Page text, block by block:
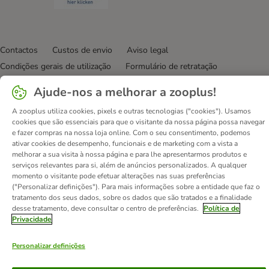
Contactos Custos de envio
Aviso legal
Condições gerais de utilização
Formulário de retratação
Métodos de pagamento
Política de privacidade
Website Corporativo
Declaração de acessibilidade
© zooplus SE 2026
Ajude-nos a melhorar a zooplus!
A zooplus utiliza cookies, pixels e outras tecnologias ("cookies"). Usamos
cookies que são essenciais para que o visitante da nossa página possa navegar
e fazer compras na nossa loja online. Com o seu consentimento, podemos
ativar cookies de desempenho, funcionais e de marketing com a vista a
melhorar a sua visita à nossa página e para lhe apresentarmos produtos e
serviços relevantes para si, além de anúncios personalizados. A qualquer
momento o visitante pode efetuar alterações nas suas preferências
("Personalizar definições"). Para mais informações sobre a entidade que faz o
tratamento dos seus dados, sobre os dados que são tratados e a finalidade
desse tratamento, deve consultar o centro de preferências.
Política de
Privacidade
Personalizar definições